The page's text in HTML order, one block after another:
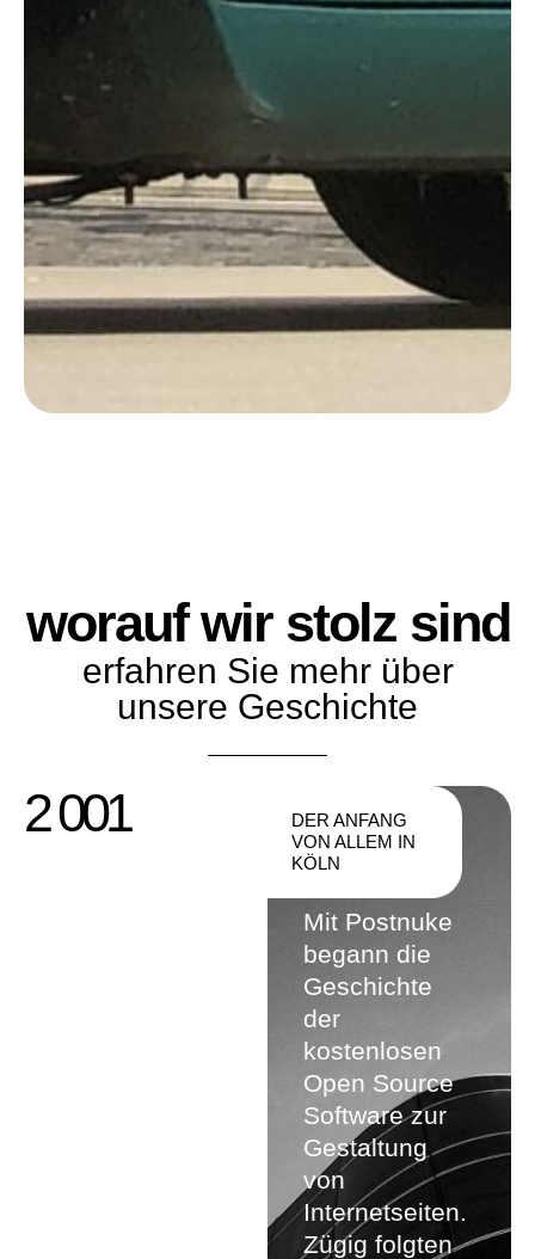
worauf wir stolz sind
erfahren Sie mehr über
unsere Geschichte
2 001
Mit Postnuke
begann die
Geschichte
der
kostenlosen
Open Source
Software zur
Gestaltung
von
Internetseiten.
Zügig folgten
DER ANFANG
VON ALLEM IN
KÖLN